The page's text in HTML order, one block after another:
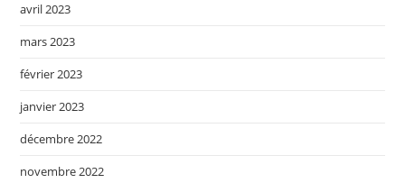
avril 2023
mars 2023
février 2023
janvier 2023
décembre 2022
novembre 2022